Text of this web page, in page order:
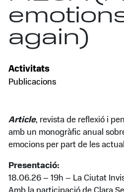
again)
Activitats
Publicacions
Article, revista de reflexió i
amb un monogràfic anual
emocions per part de les
Presentació:
18.06.26 – 19h – La Ciutat